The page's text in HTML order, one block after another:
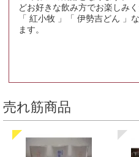
どお好きな飲み方でお楽しみ
「 紅小牧 」「 伊勢吉どん 」
ます。
売れ筋商品